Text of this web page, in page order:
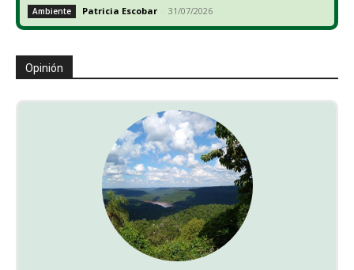
Ambiente Patricia Escobar - 31/07/2026
Opinión